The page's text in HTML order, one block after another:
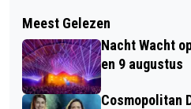
CULTUURCAFÉ
MEI:
SHOLEH REZAZADEH
NABIJ -
ONDERSTEUNING IN
LEVENSFASE
Meest Gelezen
Nacht Wacht
en 9 augustus
Cosmopolitan